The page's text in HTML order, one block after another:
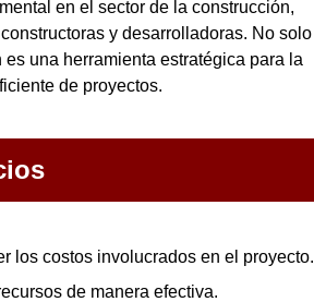
en el sector de la construcción,
y desarrolladoras. No solo
una herramienta estratégica para la
de proyectos.
los costos involucrados en el proyecto.
de manera efectiva.